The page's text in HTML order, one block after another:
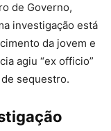
de Governo,
investigação está
da jovem e
agiu “ex officio”
sequestro.